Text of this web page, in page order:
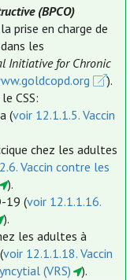
(BPCO)
prise en charge de
les
Initiative for Chronic
).
CSS:
(voir 12.1.1.5. Vaccin
chez les adultes
Vaccin contre les
).
19 (voir 12.1.1.16.
).
les adultes à
voir 12.1.1.18. Vaccin
(VRS)
).